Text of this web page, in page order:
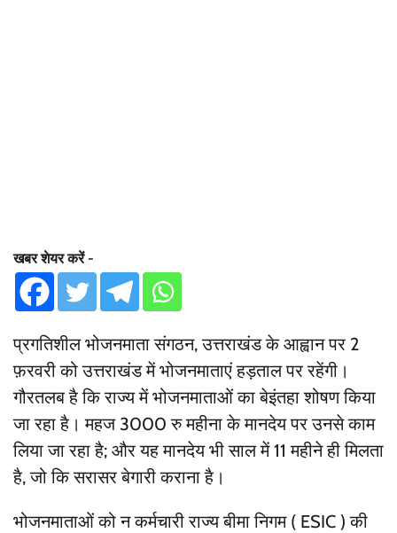
खबर शेयर करें -
प्रगतिशील भोजनमाता संगठन, उत्तराखंड के आह्वान पर 2
फ़रवरी को उत्तराखंड में भोजनमाताएं हड़ताल पर रहेंगी।
गौरतलब है कि राज्य में भोजनमाताओं का बेइंतहा शोषण किया
जा रहा है। महज 3000 रु महीना के मानदेय पर उनसे काम
लिया जा रहा है; और यह मानदेय भी साल में 11 महीने ही मिलता
है, जो कि सरासर बेगारी कराना है।
भोजनमाताओं को न कर्मचारी राज्य बीमा निगम ( ESIC ) की